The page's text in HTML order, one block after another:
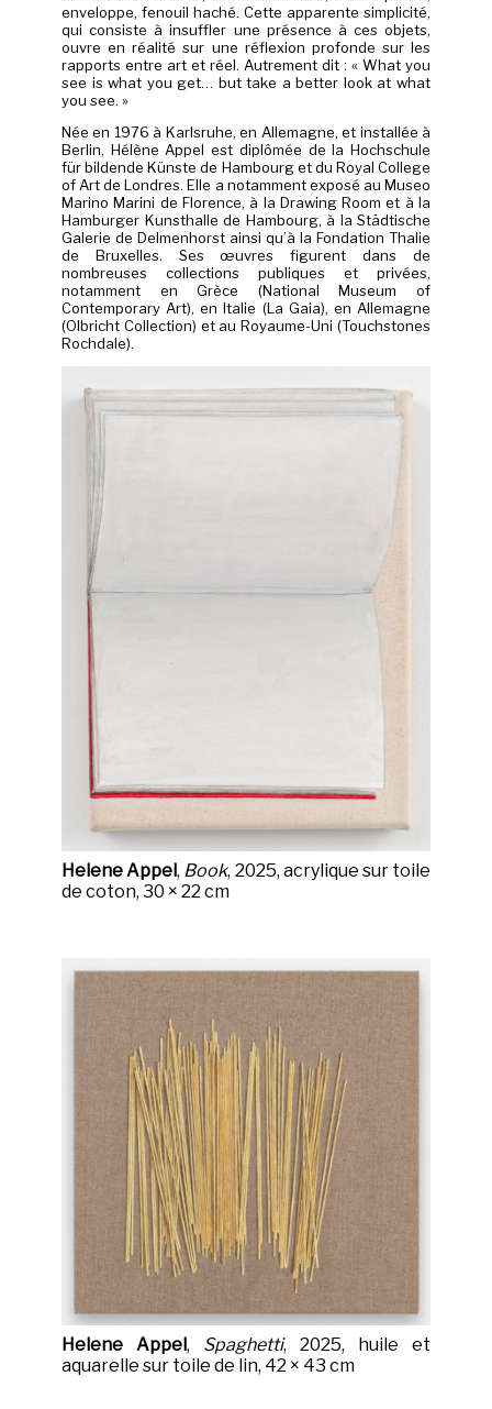
enveloppe, fenouil haché. Cette apparente simplicité,
qui consiste à insuffler une présence à ces objets,
ouvre en réalité sur une réflexion profonde sur les
rapports entre art et réel. Autrement dit : « What you
see is what you get… but take a better look at what
you see. »
Née en 1976 à Karlsruhe, en Allemagne, et installée à
Berlin, Hélène Appel est diplômée de la Hochschule
für bildende Künste de Hambourg et du Royal College
of Art de Londres. Elle a notamment exposé au Museo
Marino Marini de Florence, à la Drawing Room et à la
Hamburger Kunsthalle de Hambourg, à la Städtische
Galerie de Delmenhorst ainsi qu’à la Fondation Thalie
de Bruxelles. Ses œuvres figurent dans de
nombreuses collections publiques et privées,
notamment en Grèce (National Museum of
Contemporary Art), en Italie (La Gaia), en Allemagne
(Olbricht Collection) et au Royaume-Uni (Touchstones
Rochdale).
Helene Appel, Book, 2025, acrylique sur toile
de coton, 30 × 22 cm
Helene Appel, Spaghetti, 2025, huile et
aquarelle sur toile de lin, 42 × 43 cm